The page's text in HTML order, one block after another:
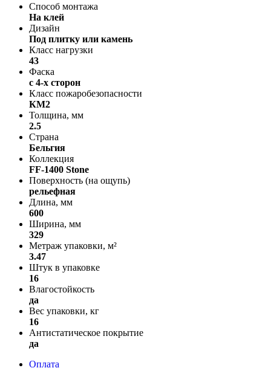
Способ монтажа
На клей
Дизайн
Под плитку или камень
Класс нагрузки
43
Фаска
с 4-х сторон
Класс пожаробезопасности
КМ2
Толщина, мм
2.5
Страна
Бельгия
Коллекция
FF-1400 Stone
Поверхность (на ощупь)
рельефная
Длина, мм
600
Ширина, мм
329
Метраж упаковки, м²
3.47
Штук в упаковке
16
Влагостойкость
да
Вес упаковки, кг
16
Антистатическое покрытие
да
Оплата